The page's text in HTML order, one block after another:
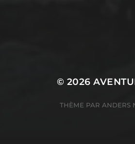
© 2026
THÈME PAR ANDERS